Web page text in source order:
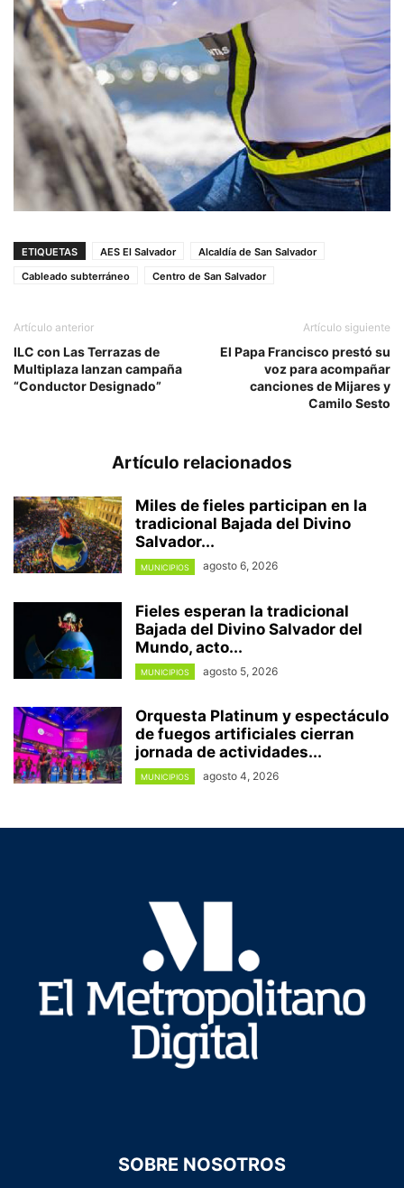
ETIQUETAS AES El Salvador
Alcaldía de San Salvador
Cableado subterráneo
Centro de San Salvador
Artículo anterior
ILC con Las Terrazas de
Multiplaza lanzan campaña
“Conductor Designado”
Artículo siguiente
El Papa Francisco prestó su
voz para acompañar
canciones de Mijares y
Camilo Sesto
Artículo relacionados
Miles de fieles participan en la
tradicional Bajada del Divino
Salvador...
MUNICIPIOS agosto 6, 2026
Fieles esperan la tradicional
Bajada del Divino Salvador del
Mundo, acto...
MUNICIPIOS agosto 5, 2026
Orquesta Platinum y espectáculo
de fuegos artificiales cierran
jornada de actividades...
MUNICIPIOS agosto 4, 2026
SOBRE NOSOTROS